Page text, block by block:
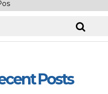
Posts